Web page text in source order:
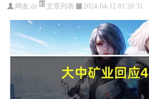
网友:dz 文章列表 2024-04-12 01:20:31